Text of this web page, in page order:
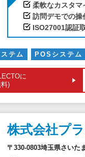
柔軟なカスタマ
訪問デモでの操
ISO27001認証
テム POSシステム
に
)
株式会社プ
〒330-0803埼玉県さいた